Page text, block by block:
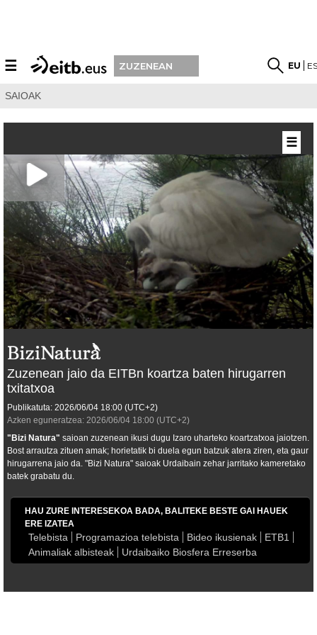
☰ ZUZENEAN EU
SAIOAK
Zuzenean jaio da EITBn koartza baten hirugarren
txitatxoa
Publikatuta: 2026/06/04 18:00 (UTC+2)
Azken eguneratzea: 2026/06/04 18:00 (UTC+2)
" Bizi Natura" saioan zuzenean ikusi dugu Izaro uharteko koartzatxoa jaiotzen.
Bost arrautza zituen amak; horietatik bi duela egun batzuk atera ziren, eta gaur
hirugarrena jaio da. "Bizi Natura" saioak Urdaibain zehar jarritako kameretako
batek grabatu du.
HAU ZURE INTERESEKOA BADA, BALITEKE BESTE GAI HAUEK
ERE IZATEA
Telebista Programazioa telebista Bideo ikusienak
ETB1
Animaliak albisteak
Urdaibaiko Biosfera Erreserba
☰